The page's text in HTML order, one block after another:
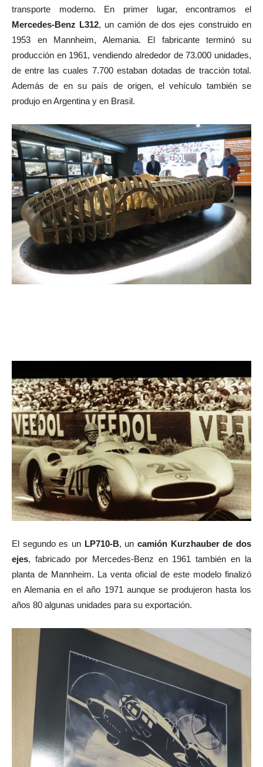
transporte moderno. En primer lugar, encontramos el
Mercedes-Benz L312, un camión de dos ejes construido en
1953 en Mannheim, Alemania. El fabricante terminó su
producción en 1961, vendiendo alrededor de 73.000 unidades,
de entre las cuales 7.700 estaban dotadas de tracción total.
Además de en su país de origen, el vehículo también se
produjo en Argentina y en Brasil.
El segundo es un LP710-B, uncamión Kurzhauber de dos
ejes, fabricado por Mercedes-Benz en 1961 también en la
planta de Mannheim. La venta oficial de este modelo finalizó
en Alemania en el año 1971 aunque se produjeron hasta los
años 80 algunas unidades para su exportación.